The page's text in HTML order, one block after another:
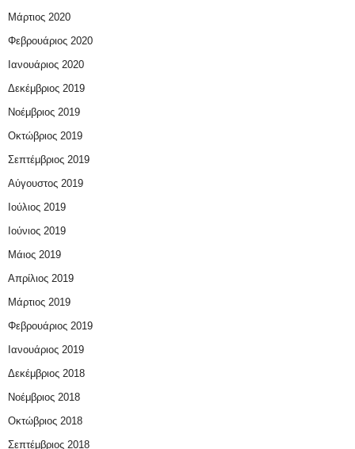
Μάρτιος 2020
Φεβρουάριος 2020
Ιανουάριος 2020
Δεκέμβριος 2019
Νοέμβριος 2019
Οκτώβριος 2019
Σεπτέμβριος 2019
Αύγουστος 2019
Ιούλιος 2019
Ιούνιος 2019
Μάιος 2019
Απρίλιος 2019
Μάρτιος 2019
Φεβρουάριος 2019
Ιανουάριος 2019
Δεκέμβριος 2018
Νοέμβριος 2018
Οκτώβριος 2018
Σεπτέμβριος 2018